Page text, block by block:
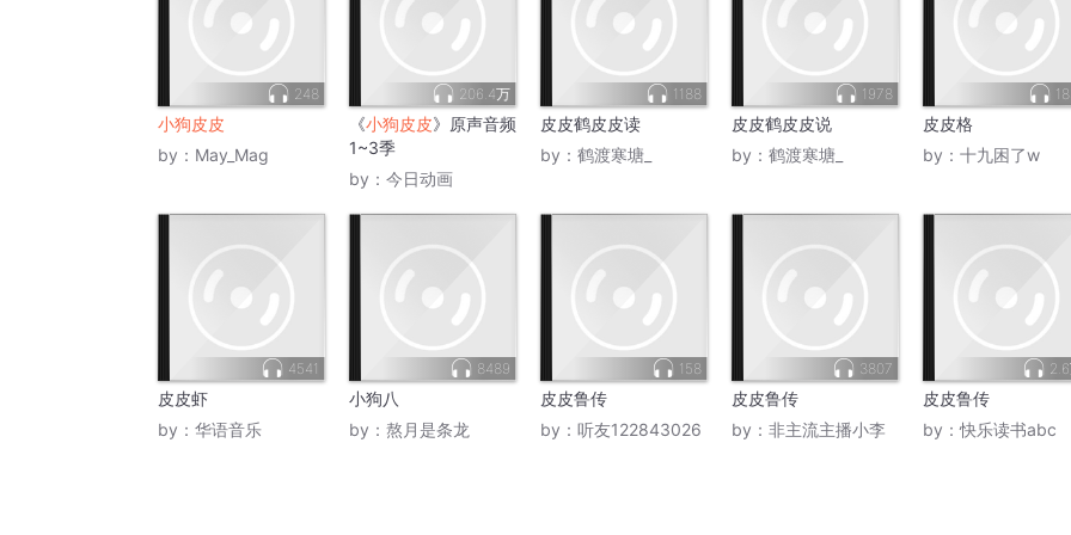
248
小狗皮皮
by： May_Mag
206.4万
《小狗皮皮》原声音频
1~3季
by： 今日动画
1188
皮皮鹤皮皮读
by： 鹤渡寒塘_
1978
皮皮鹤皮皮说
by： 鹤渡寒塘_
皮皮格
by： 十九困了w
4541
皮皮虾
by： 华语音乐
8489
小狗八
by： 熬月是条龙
158
皮皮鲁传
by： 听友122843026
3807
皮皮鲁传
by： 非主流主播小李
皮皮鲁传
by：快乐读书abc